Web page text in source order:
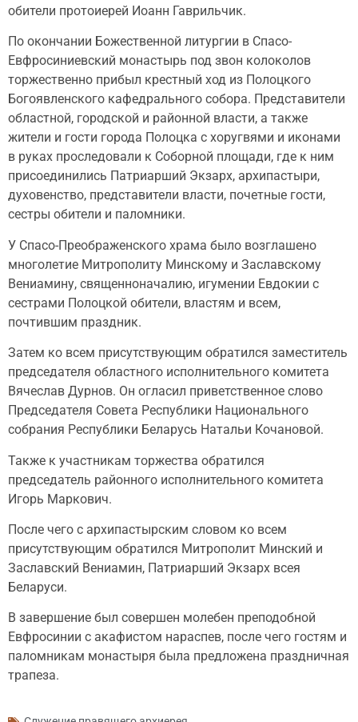
обители протоиерей Иоанн Гаврильчик.
По окончании Божественной литургии в Спасо-
Евфросиниевский монастырь под звон колоколов
торжественно прибыл крестный ход из Полоцкого
Богоявленского кафедрального собора. Представители
областной, городской и районной власти, а также
жители и гости города Полоцка с хоругвями и иконами
в руках проследовали к Соборной площади, где к ним
присоединились Патриарший Экзарх, архипастыри,
духовенство, представители власти, почетные гости,
сестры обители и паломники.
У Спасо-Преображенского храма было возглашено
многолетие Митрополиту Минскому и Заславскому
Вениамину, священноначалию, игумении Евдокии с
сестрами Полоцкой обители, властям и всем,
почтившим праздник.
Затем ко всем присутствующим обратился заместитель
председателя областного исполнительного комитета
Вячеслав Дурнов. Он огласил приветственное слово
Председателя Совета Республики Национального
собрания Республики Беларусь Натальи Кочановой.
Также к участникам торжества обратился
председатель районного исполнительного комитета
Игорь Маркович.
После чего с архипастырским словом ко всем
присутствующим обратился Митрополит Минский и
Заславский Вениамин, Патриарший Экзарх всея
Беларуси.
В завершение был совершен молебен преподобной
Евфросинии с акафистом нараспев, после чего гостям и
паломникам монастыря была предложена праздничная
трапеза.